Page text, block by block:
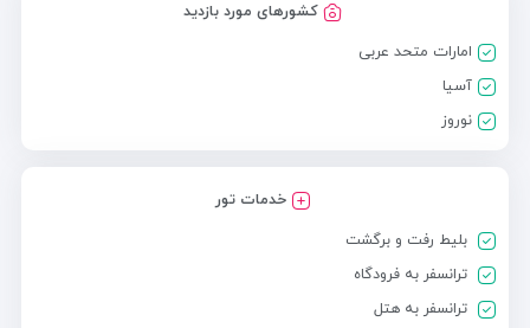
کشورهای مورد بازدید
امارات متحد عربی
آسیا
نوروز
خدمات تور
بلیط رفت و برگشت
ترانسفر به فرودگاه
ترانسفر به هتل